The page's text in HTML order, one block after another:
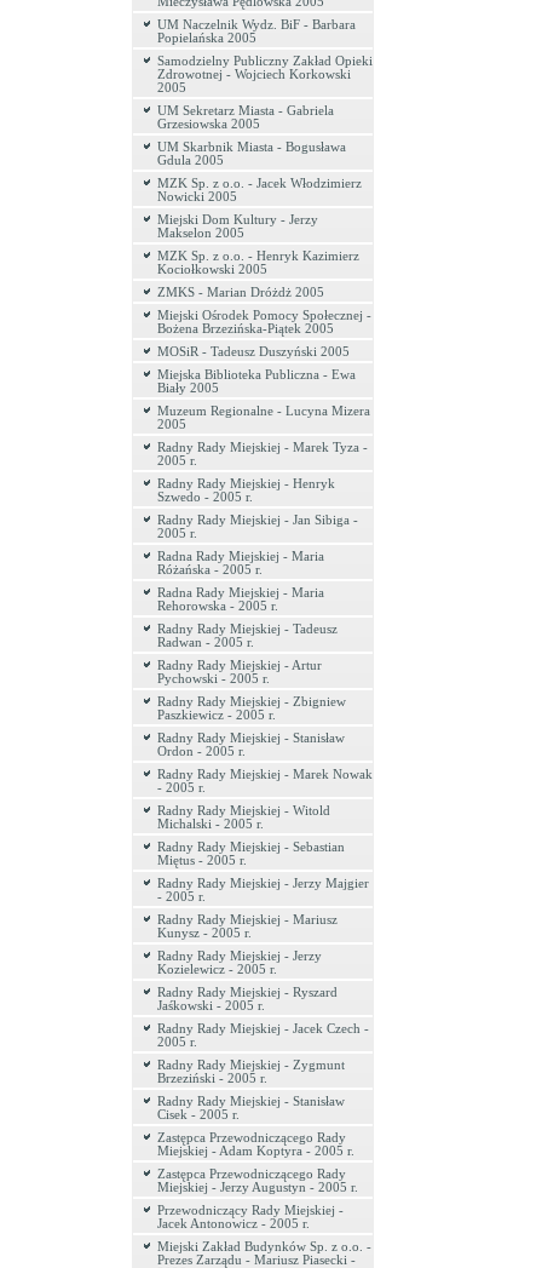
UM Naczelnik Wydz. BiF - Barbara
Popielańska 2005
Samodzielny Publiczny Zakład Opieki
Zdrowotnej - Wojciech Korkowski
2005
UM Sekretarz Miasta - Gabriela
Grzesiowska 2005
UM Skarbnik Miasta - Bogusława
Gdula 2005
MZK Sp. z o.o. - Jacek Włodzimierz
Nowicki 2005
Miejski Dom Kultury - Jerzy
Makselon 2005
MZK Sp. z o.o. - Henryk Kazimierz
Kociołkowski 2005
ZMKS - Marian Dróżdż 2005
Miejski Ośrodek Pomocy Społecznej -
Bożena Brzezińska-Piątek 2005
MOSiR - Tadeusz Duszyński 2005
Miejska Biblioteka Publiczna - Ewa
Biały 2005
Muzeum Regionalne - Lucyna Mizera
2005
Radny Rady Miejskiej - Marek Tyza -
2005 r.
Radny Rady Miejskiej - Henryk
Szwedo - 2005 r.
Radny Rady Miejskiej - Jan Sibiga -
2005 r.
Radna Rady Miejskiej - Maria
Różańska - 2005 r.
Radna Rady Miejskiej - Maria
Rehorowska - 2005 r.
Radny Rady Miejskiej - Tadeusz
Radwan - 2005 r.
Radny Rady Miejskiej - Artur
Pychowski - 2005 r.
Radny Rady Miejskiej - Zbigniew
Paszkiewicz - 2005 r.
Radny Rady Miejskiej - Stanisław
Ordon - 2005 r.
Radny Rady Miejskiej - Marek Nowak
- 2005 r.
Radny Rady Miejskiej - Witold
Michalski - 2005 r.
Radny Rady Miejskiej - Sebastian
Miętus - 2005 r.
Radny Rady Miejskiej - Jerzy Majgier
- 2005 r.
Radny Rady Miejskiej - Mariusz
Kunysz - 2005 r.
Radny Rady Miejskiej - Jerzy
Kozielewicz - 2005 r.
Radny Rady Miejskiej - Ryszard
Jaśkowski - 2005 r.
Radny Rady Miejskiej - Jacek Czech -
2005 r.
Radny Rady Miejskiej - Zygmunt
Brzeziński - 2005 r.
Radny Rady Miejskiej - Stanisław
Cisek - 2005 r.
Zastępca Przewodniczącego Rady
Miejskiej - Adam Koptyra - 2005 r.
Zastępca Przewodniczącego Rady
Miejskiej - Jerzy Augustyn - 2005 r.
Przewodniczący Rady Miejskiej -
Jacek Antonowicz - 2005 r.
Miejski Zakład Budynków Sp. z o.o. -
Prezes Zarządu - Mariusz Piasecki -